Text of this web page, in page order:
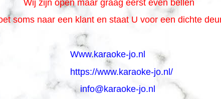
Wij zijn open maar graag eerst even bellen
soms naar een klant en staat U voor een dichte
Www.karaoke-jo.nl
https://www.karaoke-jo.nl/
info@karaoke-jo.nl